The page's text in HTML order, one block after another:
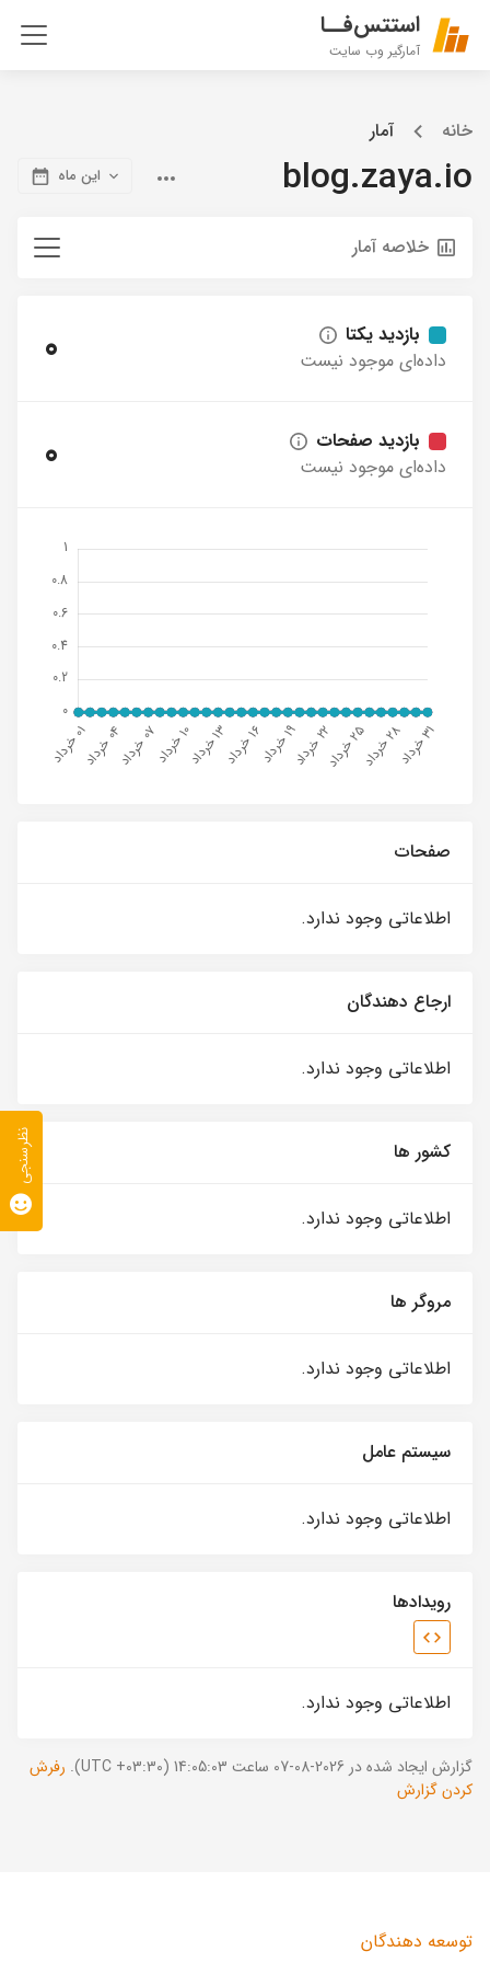
استتس‌فــا
آمارگیر وب سایت
خانه آمار
blog.zaya.io این ماه
خلاصه آمار
بازدید یکتا
داده‌ای موجود نیست
0
بازدید صفحات
داده‌ای موجود نیست
0
صفحات
اطلاعاتی وجود ندارد.
ارجاع دهندگان
اطلاعاتی وجود ندارد.
کشور ها
اطلاعاتی وجود ندارد.
مروگر ها
اطلاعاتی وجود ندارد.
سیستم عامل
اطلاعاتی وجود ندارد.
رویدادها
اطلاعاتی وجود ندارد.
گزارش ایجاد شده در 2026-08-07 ساعت 14:05:03 (UTC +03:30).
رفرش
کردن گزارش
توسعه دهندگان
نظرسنجی